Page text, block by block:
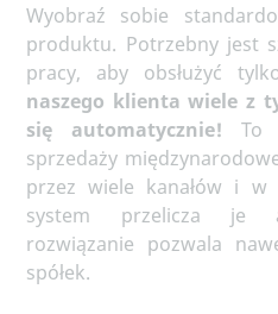
Wyobraź sobie
produktu. Potrzebny jest
pracy, aby obsłużyć
naszego klienta wiele z
się automatycznie! To
sprzedaży
przez wiele kanałów i w
system przelicza je
rozwiązanie pozwala
spółek.